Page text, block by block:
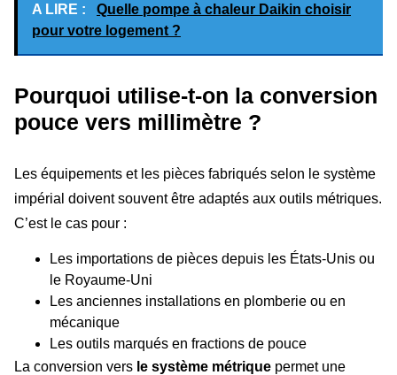
A LIRE :
Quelle pompe à chaleur Daikin choisir
pour votre logement ?
Pourquoi utilise-t-on la conversion
pouce vers millimètre ?
Les équipements et les pièces fabriqués selon le système
impérial doivent souvent être adaptés aux outils métriques.
C’est le cas pour :
Les importations de pièces depuis les États-Unis ou
le Royaume-Uni
Les anciennes installations en plomberie ou en
mécanique
Les outils marqués en fractions de pouce
La conversion vers le système métrique permet une